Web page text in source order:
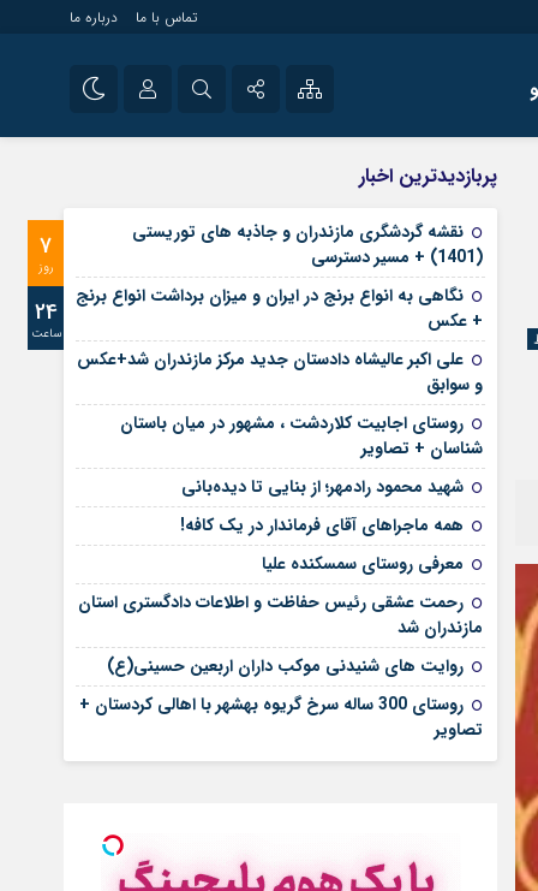
تماس با ما درباره ما
آپارات
رمز عبور
مرا به خاطر بسپار
راه اندازی سایت و
سایت های خبری و
پربازدیدترین اخبار
7
روز
24
ساعت
نقشه گردشگری مازندران و جاذبه های توریستی
(1401) + مسیر دسترسی
نگاهی به انواع برنج در ایران و میزان برداشت انواع برنج
+ عکس
علی‌ اکبر عالیشاه دادستان جدید مرکز مازندران شد+عکس
و سوابق
روستای اجابیت کلاردشت ، مشهور در میان باستان
شناسان + تصاویر
شهید محمود رادمهر؛ از بنایی تا دیده‌بانی
همه ماجراهای آقای فرماندار در یک کافه!
معرفی روستای سمسکنده علیا
رحمت عشقی رئیس حفاظت و اطلاعات دادگستری استان
مازندران شد
روایت های شنیدنی موکب داران اربعین حسینی(ع)
روستای 300 ساله سرخ ‌گریوه بهشهر با اهالی کردستان +
تصاویر